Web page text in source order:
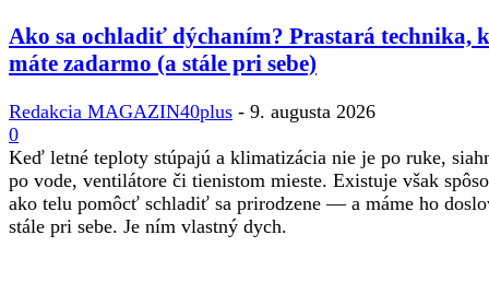
Ako sa ochladiť dýchaním? Prastará technika,
máte zadarmo (a stále pri sebe)
Redakcia MAGAZIN40plus - 9. augusta 2026
0
Keď letné teploty stúpajú a klimatizácia nie je po ruke,
po vode, ventilátore či tienistom mieste. Existuje však
ako telu pomôcť schladiť sa prirodzene — a máme ho
stále pri sebe. Je ním vlastný dych.